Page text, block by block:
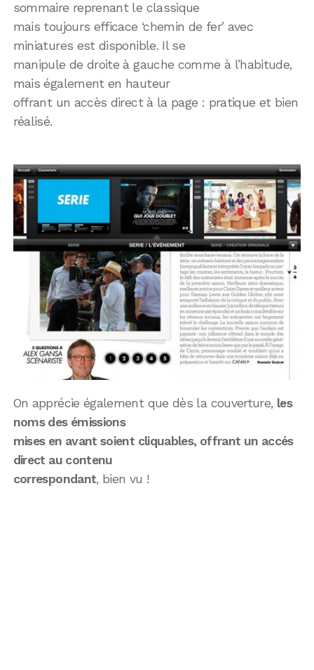
sommaire reprenant le classique
mais toujours efficace ‘chemin de fer’ avec
miniatures est disponible. Il se
manipule de droite à gauche comme à l’habitude,
mais également en hauteur
offrant un accès direct à la page : pratique et bien
réalisé.
On apprécie également que dès la couverture, les
noms des émissions
mises en avant soient cliquables, offrant un accés
direct au contenu
correspondant, bien vu !